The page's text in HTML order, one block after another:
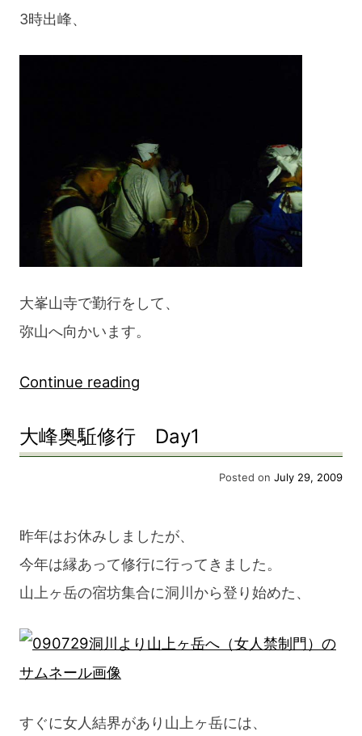
3時出峰、
大峯山寺で勤行をして、
弥山へ向かいます。
Continue reading
行
Day2”
大峰奥駈修行 Day1
Posted on July 29, 2009
昨年はお休みしましたが、
今年は縁あって修行に行ってきました。
山上ヶ岳の宿坊集合に洞川から登り始めた、
すぐに女人結界があり山上ヶ岳には、